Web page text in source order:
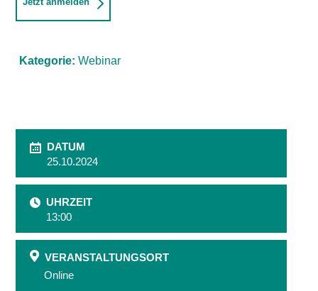
Kategorie: Webinar
DATUM
25.10.2024
UHRZEIT
13:00
VERANSTALTUNGSORT
Online